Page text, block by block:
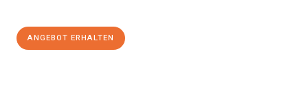
ANGEBOT ERHALTEN